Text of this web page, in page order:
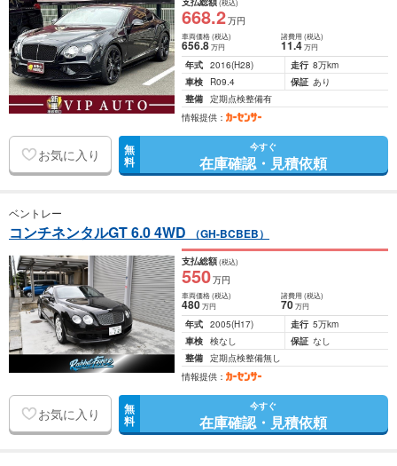
(税込)
668.2万円
車両価格(税込)
656.8万円
諸費用 (税込)
11.4 万円
年式 2016(H28) 走行 8万km
車検
R09.4 保証 あり
整備 定期点検整備有
情報提供：
お気に入り 無
料
今すぐ
在庫確認・見積依頼
ベントレー
コンチネンタルGT 6.0 4WD （GH-BCBEB）
支払総額(税込)
550万円
車両価格(税込)
480万円
諸費用 (税込)
70 万円
年式 2005(H17) 走行 5万km
車検 検なし 保証 なし
整備 定期点検整備無し
情報提供：
お気に入り 無
料
今すぐ
在庫確認・見積依頼